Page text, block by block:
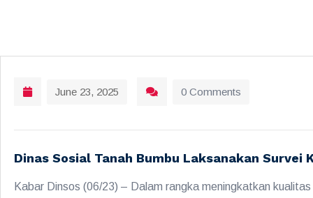
June 23, 2025 0 Comments
Dinas Sosial Tanah Bumbu Laksanakan Survei
Kabar Dinsos (06/23) – Dalam rangka meningkatkan